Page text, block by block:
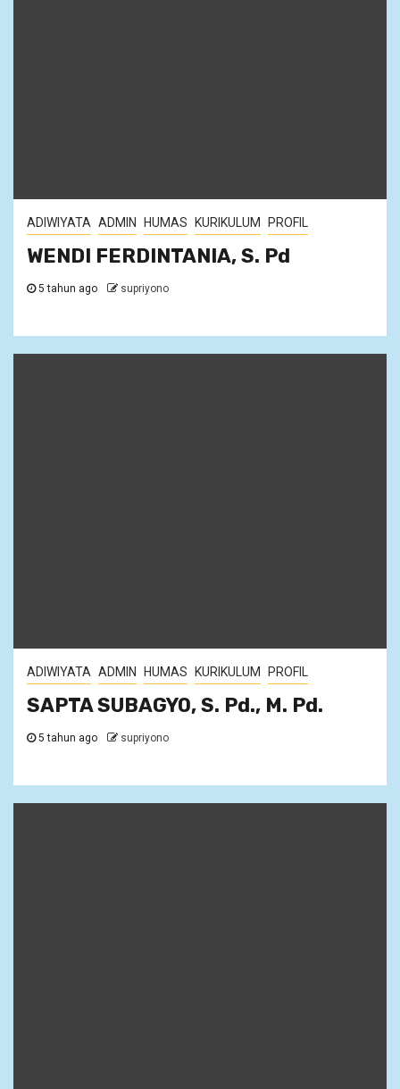
ADIWIYATA ADMIN HUMAS KURIKULUM PROFIL
WENDI FERDINTANIA, S. Pd
5 tahun ago supriyono
ADIWIYATA ADMIN HUMAS KURIKULUM PROFIL
SAPTA SUBAGYO, S. Pd., M. Pd.
5 tahun ago supriyono